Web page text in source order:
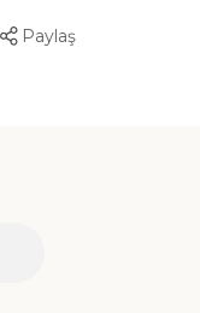
Paylaş